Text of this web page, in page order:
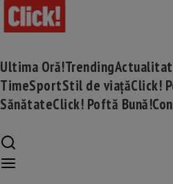
Ultima Oră!Trending
TimeSportStil de viațăClick!
SănătateClick! Poftă Bună!